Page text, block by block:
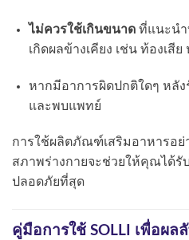
ไม่ควรใช้เกินขนาดที่แนะนำ
เกิดผลข้างเคียง เช่น ท้องเสี
หากมีอาการผิดปกติใดๆ หลั
และพบแพทย์
การใช้ผลิตภัณฑ์เสริมอาหารอย่
สภาพร่างกายจะช่วยให้คุณได้รั
ปลอดภัยที่สุด
คู่มือการใช้ SOLLI เพื่อผล